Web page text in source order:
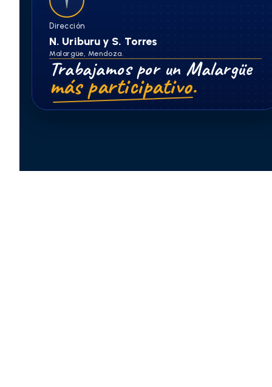
Dirección
N. Uriburu y S. Torres
Malargüe, Mendoza.
Trabajamos por un Malargüe
más participativo.